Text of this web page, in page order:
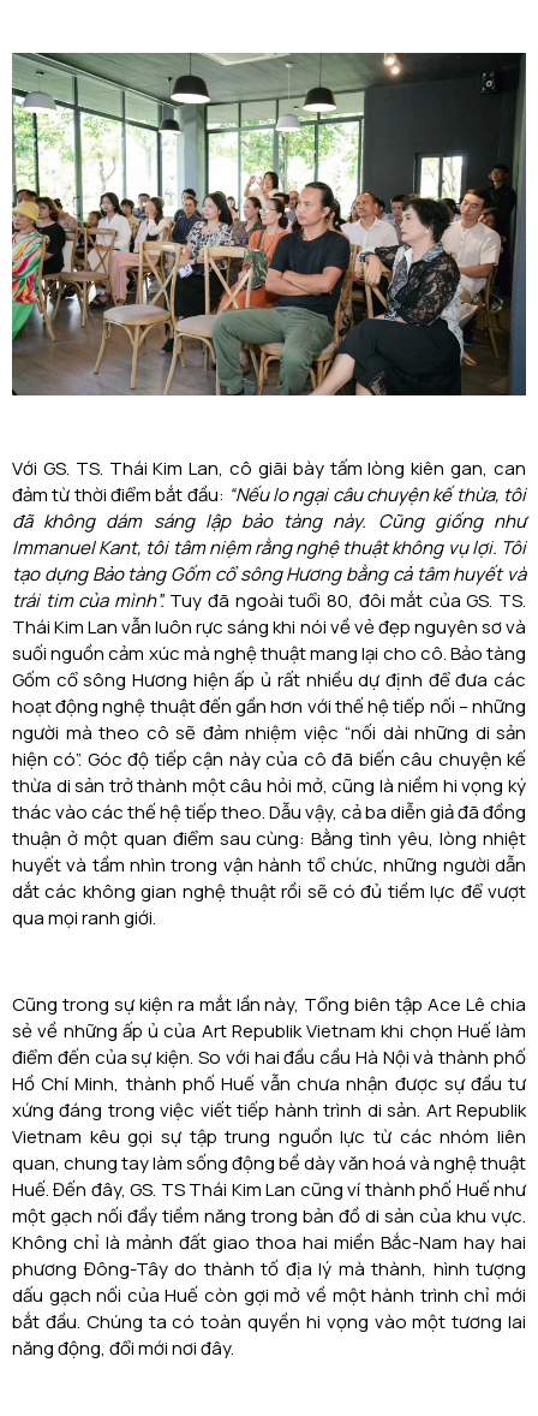
Với GS. TS. Thái Kim Lan, cô giãi bày tấm lòng kiên gan, can
đảm từ thời điểm bắt đầu: “Nếu lo ngại câu chuyện kế thừa, tôi
đã không dám sáng lập bảo tàng này. Cũng giống như
Immanuel Kant, tôi tâm niệm rằng nghệ thuật không vụ lợi. Tôi
tạo dựng Bảo tàng Gốm cổ sông Hương bằng cả tâm huyết và
trái tim của mình”.Tuy đã ngoài tuổi 80, đôi mắt của GS. TS.
Thái Kim Lan vẫn luôn rực sáng khi nói về vẻ đẹp nguyên sơ và
suối nguồn cảm xúc mà nghệ thuật mang lại cho cô. Bảo tàng
Gốm cổ sông Hương hiện ấp ủ rất nhiều dự định để đưa các
hoạt động nghệ thuật đến gần hơn với thế hệ tiếp nối – những
người mà theo cô sẽ đảm nhiệm việc “nối dài những di sản
hiện có”. Góc độ tiếp cận này của cô đã biến câu chuyện kế
thừa di sản trở thành một câu hỏi mở, cũng là niềm hi vọng ký
thác vào các thế hệ tiếp theo. Dẫu vậy, cả ba diễn giả đã đồng
thuận ở một quan điểm sau cùng: Bằng tình yêu, lòng nhiệt
huyết và tầm nhìn trong vận hành tổ chức, những người dẫn
dắt các không gian nghệ thuật rồi sẽ có đủ tiềm lực để vượt
qua mọi ranh giới.
Cũng trong sự kiện ra mắt lần này, Tổng biên tập Ace Lê chia
sẻ về những ấp ủ của Art Republik Vietnam khi chọn Huế làm
điểm đến của sự kiện. So với hai đầu cầu Hà Nội và thành phố
Hồ Chí Minh, thành phố Huế vẫn chưa nhận được sự đầu tư
xứng đáng trong việc viết tiếp hành trình di sản. Art Republik
Vietnam kêu gọi sự tập trung nguồn lực từ các nhóm liên
quan, chung tay làm sống động bề dày văn hoá và nghệ thuật
Huế. Đến đây, GS. TS Thái Kim Lan cũng ví thành phố Huế như
một gạch nối đầy tiềm năng trong bản đồ di sản của khu vực.
Không chỉ là mảnh đất giao thoa hai miền Bắc-Nam hay hai
phương Đông-Tây do thành tố địa lý mà thành, hình tượng
dấu gạch nối của Huế còn gợi mở về một hành trình chỉ mới
bắt đầu. Chúng ta có toàn quyền hi vọng vào một tương lai
năng động, đổi mới nơi đây.